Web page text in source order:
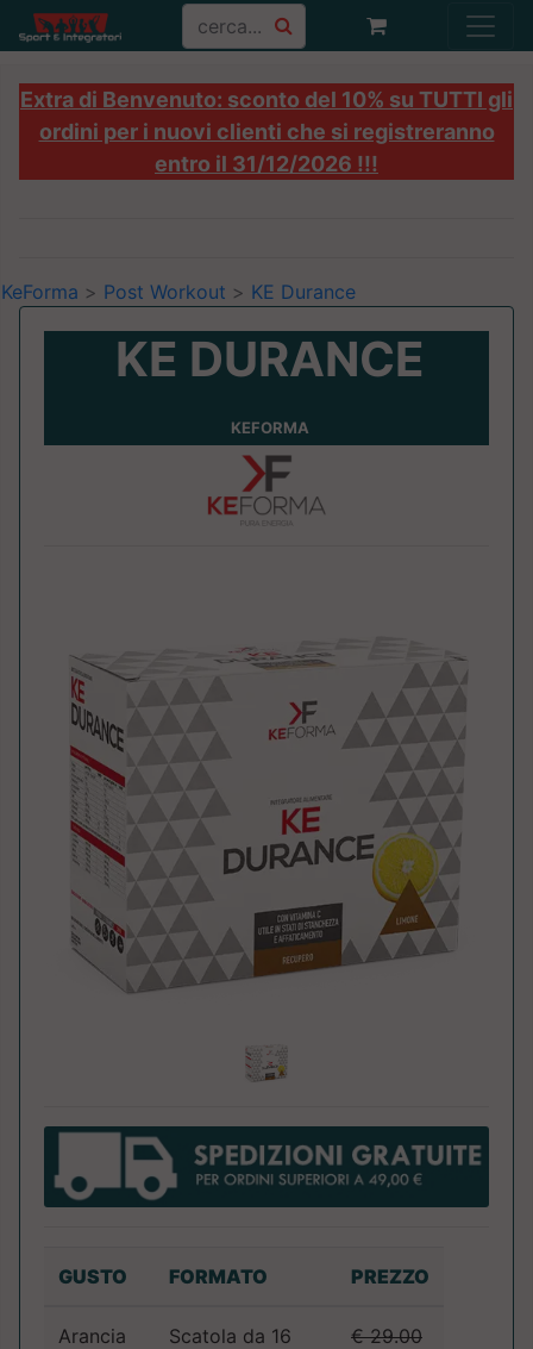
Extra di Benvenuto: sconto del 10% su TUTTI gli
ordini per i nuovi clienti che si registreranno
entro il 31/12/2026 !!!
KeForma > Post Workout > KE Durance
KE DURANCE
KEFORMA
GUSTO FORMATO PREZZO
Arancia
Scatola da 16
€ 29.00